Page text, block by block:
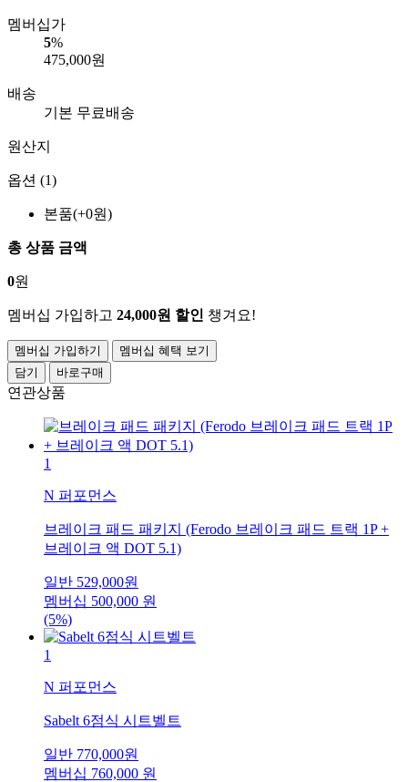
멤버십가
5%
475,000원
배송
기본 무료배송
원산지
옵션 (1)
본품(+0원)
총 상품 금액
0원
멤버십 가입하고 24,000원 할인 챙겨요!
멤버십 가입하기
멤버십 혜택 보기
담기
바로구매
연관상품
1
N 퍼포먼스
브레이크 패드 패키지 (Ferodo 브레이크 패드 트랙 1P +
브레이크 액 DOT 5.1)
일반 529,000원
멤버십 500,000 원
(5%)
1
N 퍼포먼스
Sabelt 6점식 시트벨트
일반 770,000원
멤버십 760,000 원